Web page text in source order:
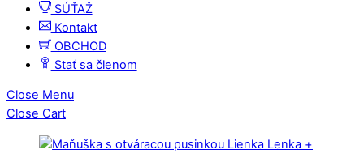
SÚŤAŽ
Kontakt
OBCHOD
Stať sa členom
Close Menu
Close Cart